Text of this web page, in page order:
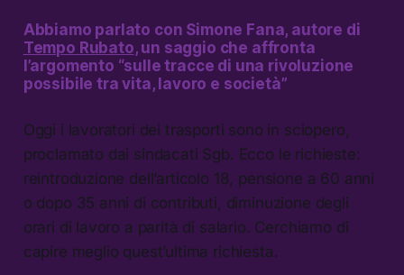
Abbiamo parlato con Simone Fana, autore di
Tempo Rubato, un saggio che affronta
l’argomento “sulle tracce di una rivoluzione
possibile tra vita, lavoro e società”
Oggi i lavoratori dei trasporti sono in sciopero,
proclamato dai sindacati Sgb. Ecco le richieste:
reintroduzione dell’articolo 18, pensione a 60 anni
o dopo 35 anni di contributi, diminuzione degli
orari di lavoro a parità di salario. Cerchiamo di
capire meglio quest’ultima richiesta.